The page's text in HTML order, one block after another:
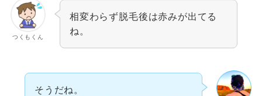
つくもくん
相変わらず脱毛後は赤みが出てる
ね。
そうだね。